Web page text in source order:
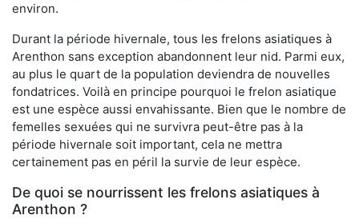
environ.
Durant la période hivernale, tous les frelons asiatiques à
Arenthon sans exception abandonnent leur nid. Parmi eux,
au plus le quart de la population deviendra de nouvelles
fondatrices. Voilà en principe pourquoi le frelon asiatique
est une espèce aussi envahissante. Bien que le nombre de
femelles sexuées qui ne survivra peut-être pas à la
période hivernale soit important, cela ne mettra
certainement pas en péril la survie de leur espèce.
De quoi se nourrissent les frelons asiatiques à
Arenthon ?